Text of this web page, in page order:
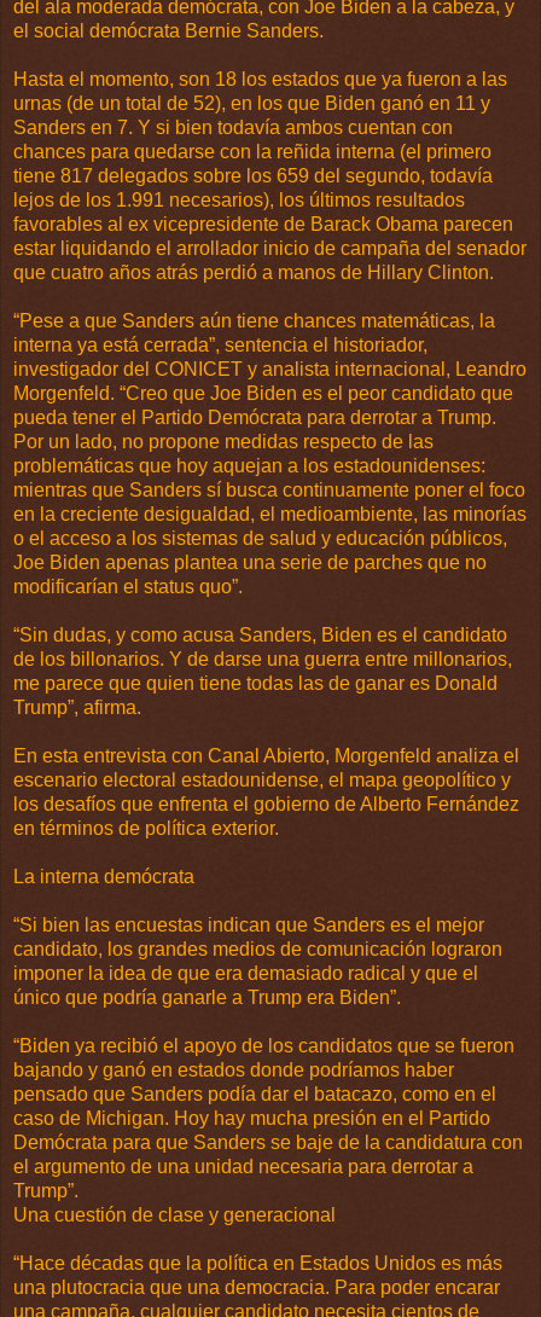
del ala moderada demócrata, con Joe Biden a la cabeza, y
el social demócrata Bernie Sanders.
Hasta el momento, son 18 los estados que ya fueron a las
urnas (de un total de 52), en los que Biden ganó en 11 y
Sanders en 7. Y si bien todavía ambos cuentan con
chances para quedarse con la reñida interna (el primero
tiene 817 delegados sobre los 659 del segundo, todavía
lejos de los 1.991 necesarios), los últimos resultados
favorables al ex vicepresidente de Barack Obama parecen
estar liquidando el arrollador inicio de campaña del senador
que cuatro años atrás perdió a manos de Hillary Clinton.
“Pese a que Sanders aún tiene chances matemáticas, la
interna ya está cerrada”, sentencia el historiador,
investigador del CONICET y analista internacional, Leandro
Morgenfeld. “Creo que Joe Biden es el peor candidato que
pueda tener el Partido Demócrata para derrotar a Trump.
Por un lado, no propone medidas respecto de las
problemáticas que hoy aquejan a los estadounidenses:
mientras que Sanders sí busca continuamente poner el foco
en la creciente desigualdad, el medioambiente, las minorías
o el acceso a los sistemas de salud y educación públicos,
Joe Biden apenas plantea una serie de parches que no
modificarían el status quo”.
“Sin dudas, y como acusa Sanders, Biden es el candidato
de los billonarios. Y de darse una guerra entre millonarios,
me parece que quien tiene todas las de ganar es Donald
Trump”, afirma.
En esta entrevista con Canal Abierto, Morgenfeld analiza el
escenario electoral estadounidense, el mapa geopolítico y
los desafíos que enfrenta el gobierno de Alberto Fernández
en términos de política exterior.
La interna demócrata
“Si bien las encuestas indican que Sanders es el mejor
candidato, los grandes medios de comunicación lograron
imponer la idea de que era demasiado radical y que el
único que podría ganarle a Trump era Biden”.
“Biden ya recibió el apoyo de los candidatos que se fueron
bajando y ganó en estados donde podríamos haber
pensado que Sanders podía dar el batacazo, como en el
caso de Michigan. Hoy hay mucha presión en el Partido
Demócrata para que Sanders se baje de la candidatura con
el argumento de una unidad necesaria para derrotar a
Trump”.
Una cuestión de clase y generacional
“Hace décadas que la política en Estados Unidos es más
una plutocracia que una democracia. Para poder encarar
una campaña, cualquier candidato necesita cientos de